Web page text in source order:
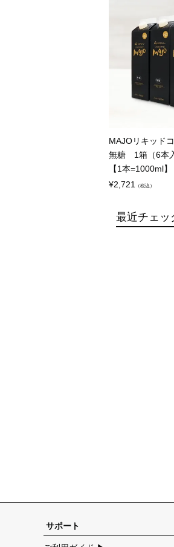
MAJOリキッド
無糖 1箱（6本
【1本=1000ml】
¥2,721 （税込）
最近チェッ
サポート